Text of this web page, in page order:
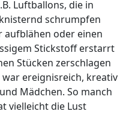
Luftballons, die in
schrumpfen
aufblähen oder einen
Stickstoff erstarrt
Stücken zerschlagen
war ereignisreich, kreativ
Mädchen. So manch
vielleicht die Lust